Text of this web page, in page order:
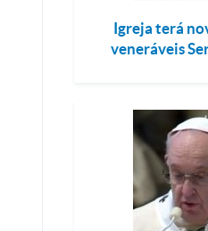
Igreja terá
veneráveis